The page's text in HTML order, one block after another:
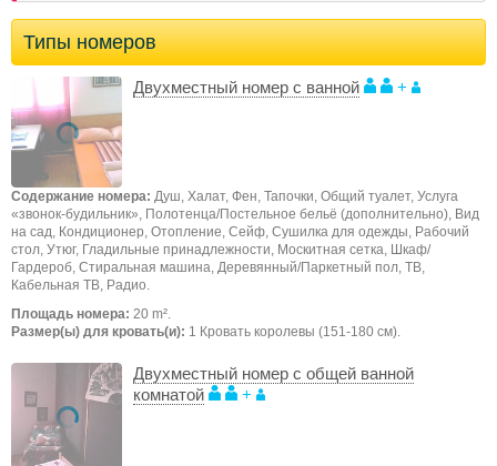
Типы номеров
Двухместный номер с ванной +
Содержание номера: Душ, Халат, Фен, Тапочки, Общий туалет, Услуга
«звонок-будильник», Полотенца/Постельное бельё (дополнительно), Вид
на сад, Кондиционер, Отопление, Сейф, Сушилка для одежды, Рабочий
стол, Утюг, Гладильные принадлежности, Москитная сетка, Шкаф/
Гардероб, Стиральная машина, Деревянный/Паркетный пол, ТB,
Кабельная ТВ, Радио.
Площадь номера: 20 m².
Размер(ы) для кровать(и): 1 Кровать королевы (151-180 см).
Двухместный номер с общей ванной
комнатой
+